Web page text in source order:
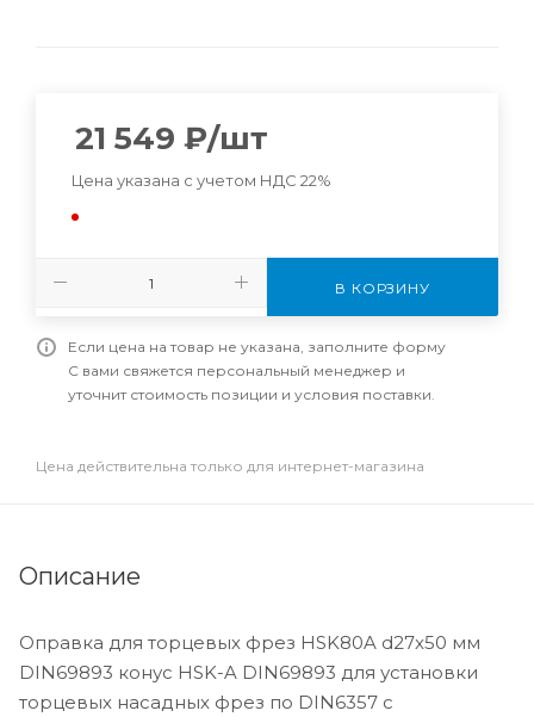
21 549 ₽/шт
Цена указана с учетом НДС 22%
В КОРЗИНУ
Если цена на товар не указана, заполните форму
С вами свяжется персональный менеджер и
уточнит стоимость позиции и условия поставки.
Цена действительна только для интернет-магазина
Описание
Оправка для торцевых фрез HSK80A d27x50 мм
DIN69893 конус HSK-A DIN69893 для установки
торцевых насадных фрез по DIN6357 с